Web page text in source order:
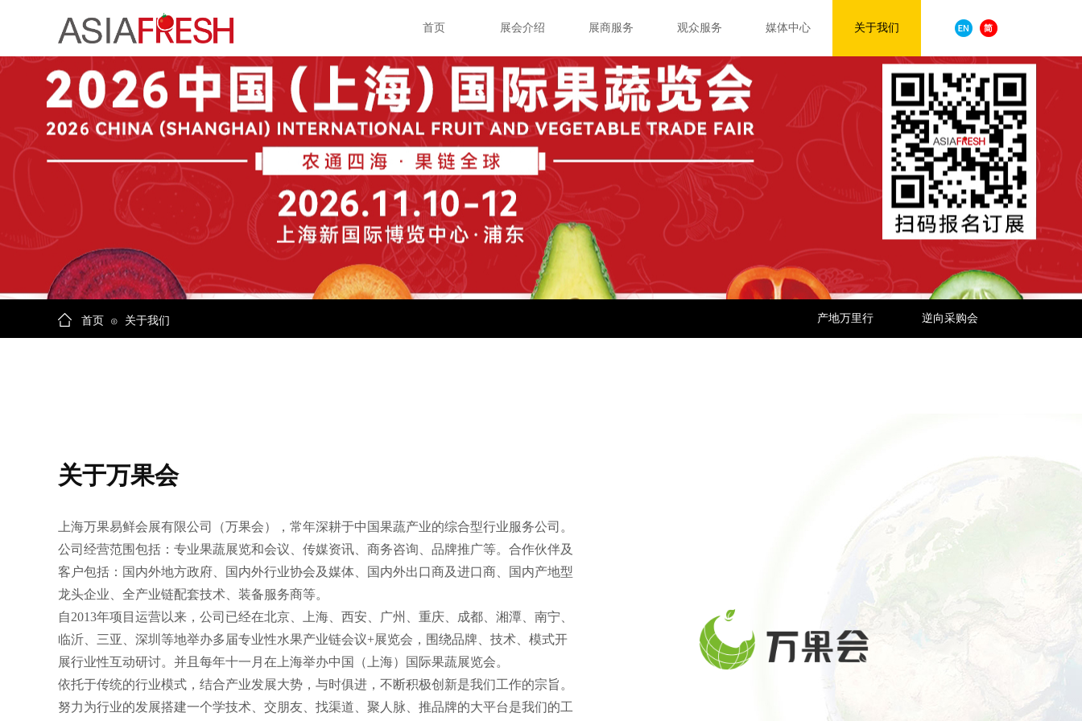
产地万里行 逆向采购会
首页 ⊙ 关于我们
关于万果会
上海万果易鲜会展有限公司（万果会），常年深耕于中国果蔬产业的综合型行业服务公司。
公司经营范围包括：专业果蔬展览和会议、传媒资讯、商务咨询、品牌推广等。合作伙伴及
客户包括：国内外地方政府、国内外行业协会及媒体、国内外出口商及进口商、国内产地型
龙头企业、全产业链配套技术、装备服务商等。
自2013年项目运营以来，公司已经在北京、上海、西安、广州、重庆、成都、湘潭、南宁、
临沂、三亚、深圳等地举办多届专业性水果产业链会议+展览会，围绕品牌、技术、模式开
展行业性互动研讨。并且每年十一月在上海举办中国（上海）国际果蔬展览会。
依托于传统的行业模式，结合产业发展大势，与时俱进，不断积极创新是我们工作的宗旨。
努力为行业的发展搭建一个学技术、交朋友、找渠道、聚人脉、推品牌的大平台是我们的工
首页 展会介绍 展商服务 观众服务 媒体中心 关于我们